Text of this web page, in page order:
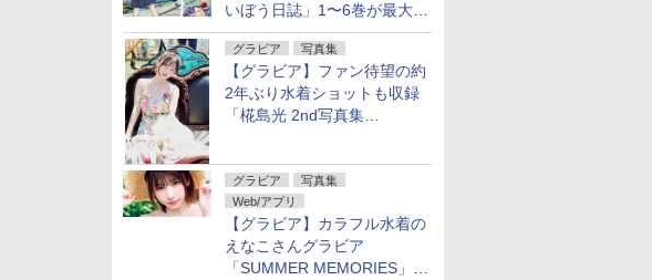
いぼう日誌」1〜6巻が最大
50％オフのセール中！
グラビア 写真集
【グラビア】ファン待望の約
2年ぶり水着ショットも収録
「椛島光 2nd写真集
グラビア
写真集
Web/アプリ
【グラビア】カラフル水着の
えなこさんグラビア
「SUMMER MEMORIES」を